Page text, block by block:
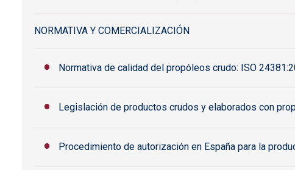
NORMATIVA Y COMERCIALIZACIÓN
Normativa de calidad del propóleos crudo: ISO
Legislación de productos crudos y elaborados con
Procedimiento de autorización en España para la